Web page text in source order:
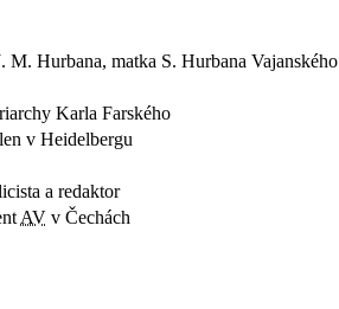
M. Hurbana, matka S. Hurbana Vajanského
Karla Farského
v Heidelbergu
a redaktor
AV v Čechách